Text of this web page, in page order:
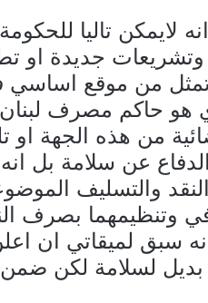
لايمكن تاليا
وتشريعات جديدة او
تمثل من موقع اساسي
حاكم مصرف
من هذه الجهة او
عن سلامة بل
والتسليف
وتنظيمهما
سبق لميقاتي ان
بديل لسلامة لكن